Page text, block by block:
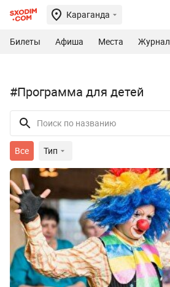
Караганда
Билеты Афиша Места Журнал
#Программа для детей
Все Тип